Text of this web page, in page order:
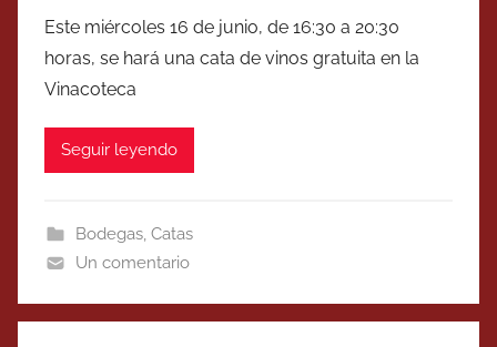
Este miércoles 16 de junio, de 16:30 a 20:30
horas, se hará una cata de vinos gratuita en la
Vinacoteca
Seguir leyendo
Bodegas, Catas
Un comentario